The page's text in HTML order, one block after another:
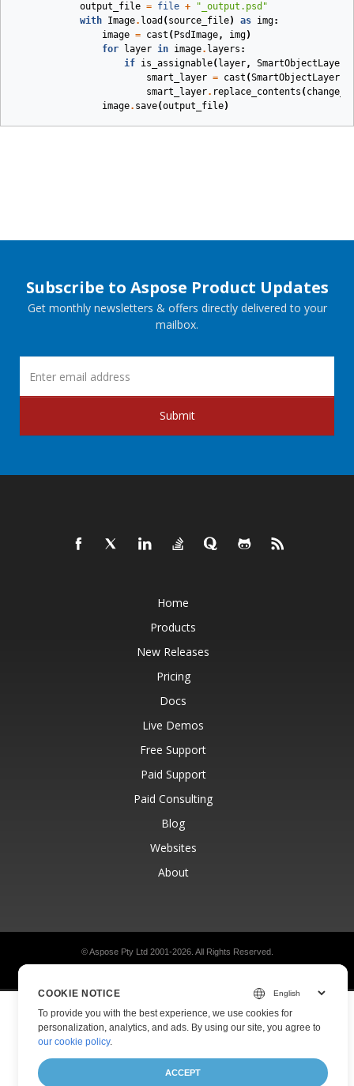
output_file = file +
"_output.psd"
with Image. load ( source_file) as img:
image = cast ( PsdImage, img)
for
layer in image. layers :
if is_assignable( layer, SmartObjectLayer
smart_layer = cast (SmartObjectLayer
smart_layer. replace_contents (
image. save(output_file)
Subscribe to Aspose Product Updates
Get monthly newsletters & offers directly delivered to your
mailbox.
Submit
Home
Products
New Releases
Pricing
Docs
Live Demos
Free Support
Paid Support
Paid Consulting
Blog
Websites
About
© Aspose Pty Ltd 2001-2026. All Rights Reserved.
COOKIE NOTICE
To provide you with the best experience, we use cookies for
personalization, analytics, and ads. By using our site, you agree to
our cookie policy.
ACCEPT